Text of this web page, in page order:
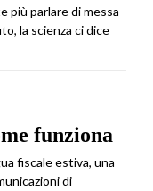
più parlare di messa
la scienza ci dice
funziona
fiscale estiva, una
di